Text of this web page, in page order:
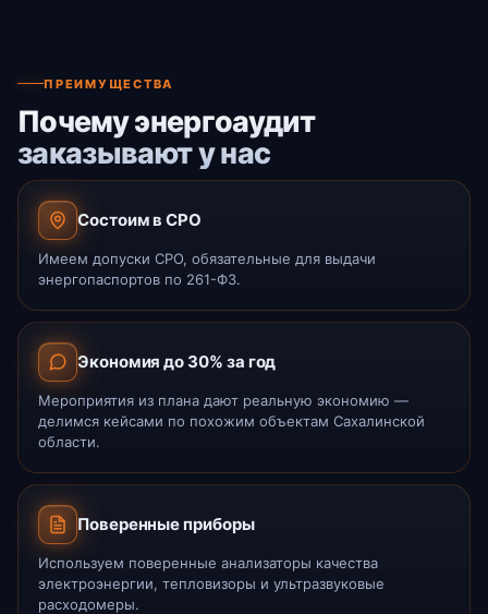
ПРЕИМУЩЕСТВА
Почему энергоаудит
заказывают у нас
Состоим в СРО
Имеем допуски СРО, обязательные для выдачи
энергопаспортов по 261-ФЗ.
Экономия до 30% за год
Мероприятия из плана дают реальную экономию —
делимся кейсами по похожим объектам Сахалинской
области.
Поверенные приборы
Используем поверенные анализаторы качества
электроэнергии, тепловизоры и ультразвуковые
расходомеры.